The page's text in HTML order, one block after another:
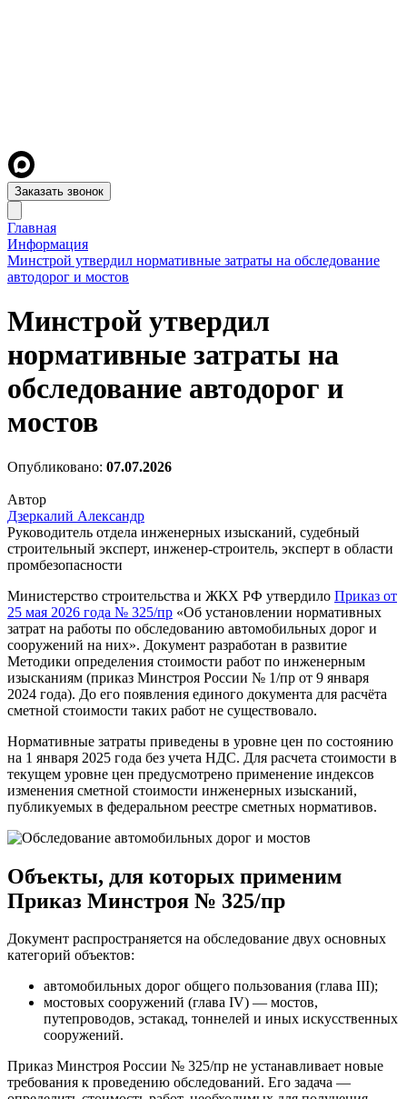
Заказать звонок
Главная
Информация
Минстрой утвердил нормативные затраты на обследование
автодорог и мостов
Минстрой утвердил
нормативные затраты на
обследование автодорог и
мостов
Опубликовано: 07.07.2026
Автор
Дзеркалий Александр
Руководитель отдела инженерных изысканий, судебный
строительный эксперт, инженер-строитель, эксперт в области
промбезопасности
Министерство строительства и ЖКХ РФ утвердило Приказ от
25 мая 2026 года № 325/пр «Об установлении нормативных
затрат на работы по обследованию автомобильных дорог и
сооружений на них». Документ разработан в развитие
Методики определения стоимости работ по инженерным
изысканиям (приказ Минстроя России № 1/пр от 9 января
2024 года). До его появления единого документа для расчёта
сметной стоимости таких работ не существовало.
Нормативные затраты приведены в уровне цен по состоянию
на 1 января 2025 года без учета НДС. Для расчета стоимости в
текущем уровне цен предусмотрено применение индексов
изменения сметной стоимости инженерных изысканий,
публикуемых в федеральном реестре сметных нормативов.
Объекты, для которых применим
Приказ Минстроя № 325/пр
Документ распространяется на обследование двух основных
категорий объектов:
автомобильных дорог общего пользования (глава III);
мостовых сооружений (глава IV) — мостов,
путепроводов, эстакад, тоннелей и иных искусственных
сооружений.
Приказ Минстроя России № 325/пр не устанавливает новые
требования к проведению обследований. Его задача —